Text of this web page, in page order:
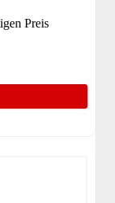
Preis